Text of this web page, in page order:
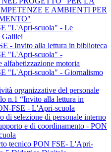
E AMBIENTI PER
"L'Apri-scuola" - Le
Galilei
- Invito alla lettura in biblioteca
"L'Apri-scuola" -
alfabetizzazione motoria
"L'Apri-scuola" - Giornalismo
organizzative del personale
n.1 “Invito alla lettura in
FSE - L'Apri-scuola
di selezione di personale interno
e di coordinamento - PON
tecnico PON FSE- L'Apri-